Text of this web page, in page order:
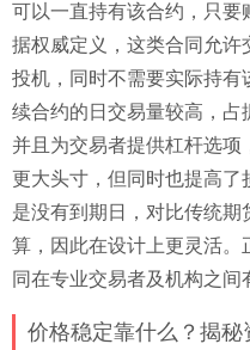
可以一直持有该合约，只要
据权威定义，这类合同允
投机，同时不需要实际持有
续合约的日交易量较高，占
并且为交易者提供杠杆选项
更大头寸，但同时也提高了
是没有到期日，对比传统
算，因此在设计上更灵活。
同在专业交易者及机构之间
价格稳定靠什么？揭秘